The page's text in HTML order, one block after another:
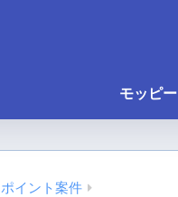
モッピー
ポイント案件